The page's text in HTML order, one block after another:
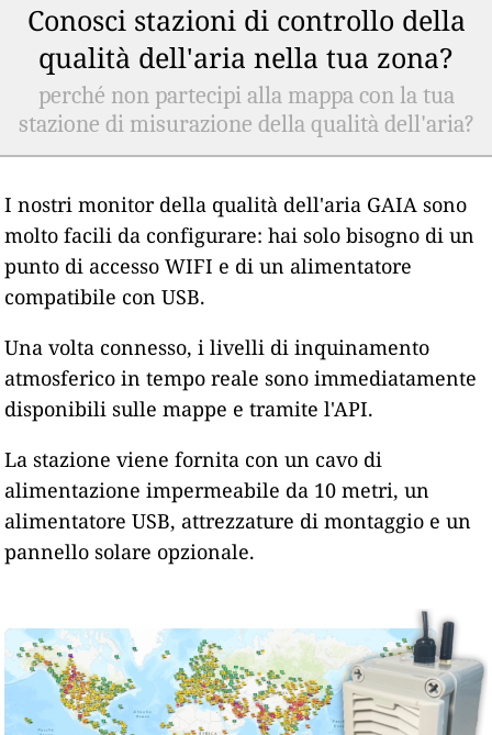
Conosci stazioni di controllo della
qualità dell'aria nella tua zona?
perché non partecipi alla mappa con la tua
stazione di misurazione della qualità dell'aria?
I nostri monitor della qualità dell'aria GAIA sono
molto facili da configurare: hai solo bisogno di un
punto di accesso WIFI e di un alimentatore
compatibile con USB.
Una volta connesso, i livelli di inquinamento
atmosferico in tempo reale sono immediatamente
disponibili sulle mappe e tramite l'API.
La stazione viene fornita con un cavo di
alimentazione impermeabile da 10 metri, un
alimentatore USB, attrezzature di montaggio e un
pannello solare opzionale.